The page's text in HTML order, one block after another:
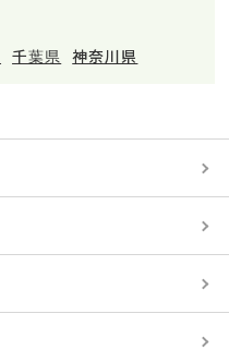
千葉県 神奈川県